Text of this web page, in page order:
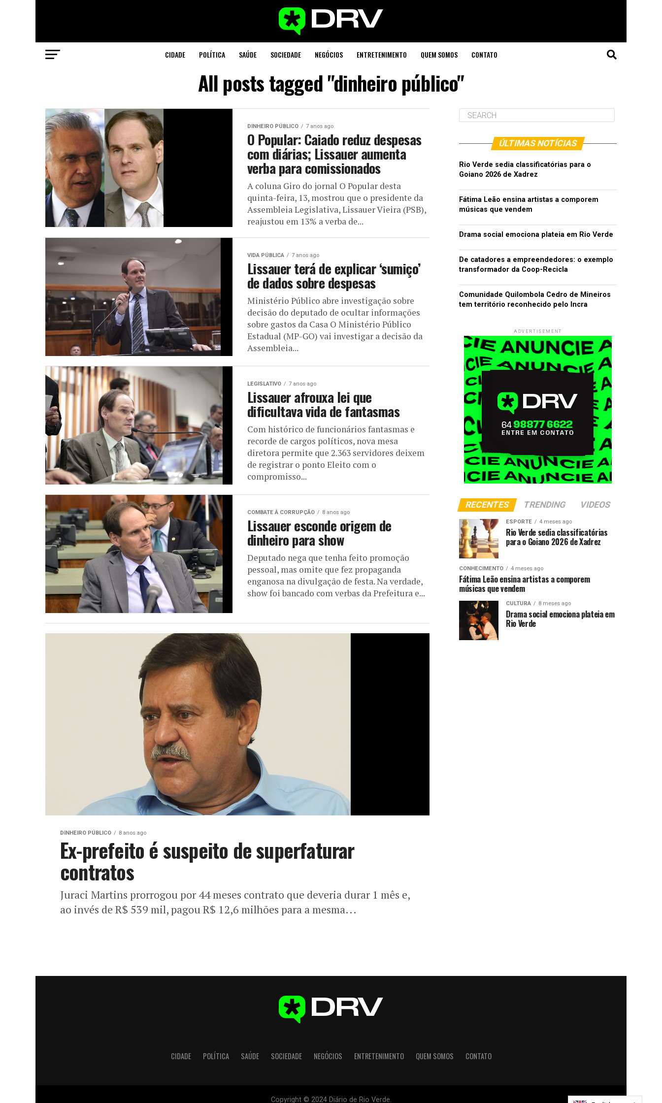
CIDADE POLÍTICA SAÚDE SOCIEDADE NEGÓCIOS ENTRETENIMENTO QUEM SOMOS CONTATO
All posts tagged "dinheiro público"
DINHEIRO PÚBLICO 7 anos ago
O Popular: Caiado reduz despesas
com diárias; Lissauer aumenta
verba para comissionados
A coluna Giro do jornal O Popular desta
quinta-feira, 13, mostrou que o presidente da
Assembleia Legislativa, Lissauer Vieira (PSB),
reajustou em 13% a verba de...
VIDA PÚBLICA 7 anos ago
Lissauer terá de explicar ‘sumiço’
de dados sobre despesas
Ministério Público abre investigação sobre
decisão do deputado de ocultar informações
sobre gastos da Casa O Ministério Público
Estadual (MP-GO) vai investigar a decisão da
Assembleia...
LEGISLATIVO 7 anos ago
Lissauer afrouxa lei que
dificultava vida de fantasmas
Com histórico de funcionários fantasmas e
recorde de cargos políticos, nova mesa
diretora permite que 2.363 servidores deixem
de registrar o ponto Eleito com o
compromisso...
COMBATE À CORRUPÇÃO 8 anos ago
Lissauer esconde origem de
dinheiro para show
Deputado nega que tenha feito promoção
pessoal, mas omite que fez propaganda
enganosa na divulgação de festa. Na verdade,
show foi bancado com verbas da Prefeitura e...
DINHEIRO PÚBLICO 8 anos ago
Ex-prefeito é suspeito de superfaturar
contratos
Juraci Martins prorrogou por 44 meses contrato que deveria durar 1 mês e,
ao invés de R$ 539 mil, pagou R$ 12,6 milhões para a mesma...
ÚLTIMAS NOTÍCIAS
Rio Verde sedia classificatórias para o
Goiano 2026 de Xadrez
Fátima Leão ensina artistas a comporem
músicas que vendem
Drama social emociona plateia em Rio Verde
De catadores a empreendedores: o exemplo
transformador da Coop-Recicla
Comunidade Quilombola Cedro de Mineiros
tem território reconhecido pelo Incra
ADVERTISEMENT
RECENTES TRENDING VIDEOS
ESPORTE 4 meses ago
Rio Verde sedia classificatórias
para o Goiano 2026 de Xadrez
CONHECIMENTO 4 meses ago
Fátima Leão ensina artistas a comporem
músicas que vendem
CULTURA 8 meses ago
Drama social emociona plateia em
Rio Verde
CIDADE POLÍTICA SAÚDE SOCIEDADE NEGÓCIOS ENTRETENIMENTO QUEM SOMOS CONTATO
Copyright © 2024 Diário de Rio Verde.